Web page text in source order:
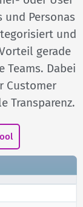
und Personas
und
gerade
Dabei
Customer
Transparenz.